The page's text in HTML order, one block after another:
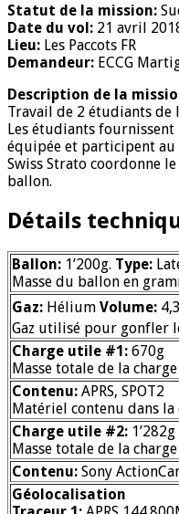
Statut de la mission:
Date du vol: 21 avril
Lieu: Les Paccots FR
Demandeur: ECCG
Description de la
Travail de 2 étudiants de
Les étudiants
équipée et participent au
Swiss Strato coordonne
ballon.
Détails
Ballon: 1’200g. Type:
Masse du ballon en
Gaz: Hélium Volume:
Gaz utilisé pour gonfler
Charge utile #1: 670g
Masse totale de la
Contenu: APRS, SPOT2
Matériel contenu dans
Charge utile #2: 1’282g
Masse totale de la
Contenu: Sony
Géolocalisation